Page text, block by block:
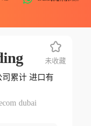
累计 进口有
dubai
未收藏